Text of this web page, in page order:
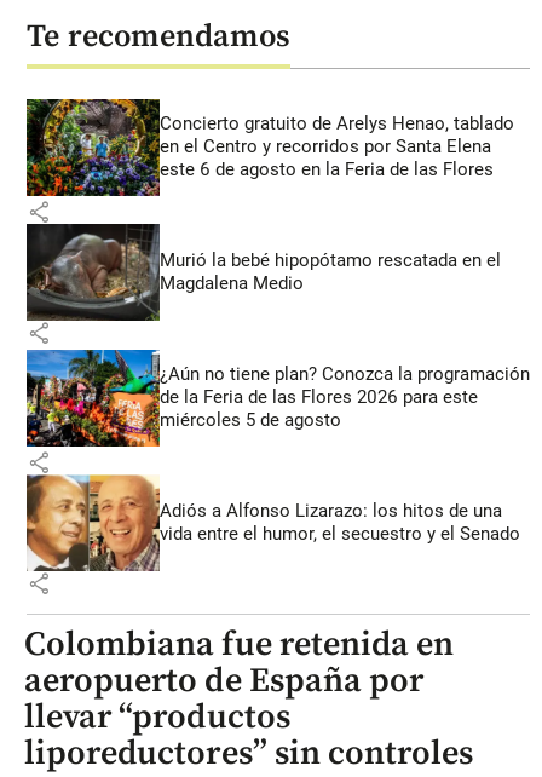
Te recomendamos
Concierto gratuito de Arelys Henao, tablado
en el Centro y recorridos por Santa Elena
este 6 de agosto en la Feria de las Flores
share
Murió la bebé hipopótamo rescatada en el
Magdalena Medio
share
¿Aún no tiene plan? Conozca la programación
de la Feria de las Flores 2026 para este
miércoles 5 de agosto
share
Adiós a Alfonso Lizarazo: los hitos de una
vida entre el humor, el secuestro y el Senado
share
Colombiana fue retenida en
aeropuerto de España por
llevar “productos
liporeductores” sin controles